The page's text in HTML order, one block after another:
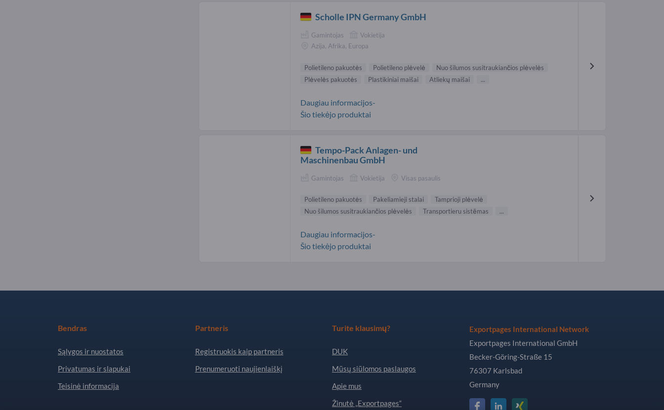
Scholle IPN Germany GmbH
Gamintojas
Vokietija
Azija, Afrika, Europa
Polietileno pakuotės Polietileno plėvelė
Nuo šilumos susitraukiančios plėvelės
Plėvelės pakuotės
Plastikiniai maišai Atliekų maišai ...
Daugiau informacijos-
Šio tiekėjo produktai
Tempo-Pack Anlagen- und
Maschinenbau GmbH
Gamintojas Vokietija Visas pasaulis
Polietileno pakuotės Pakeliamieji stalai
Tamprioji plėvelė
Nuo šilumos susitraukiančios plėvelės
Transportieru sistēmas ...
Daugiau informacijos-
Šio tiekėjo produktai
Bendras
Sąlygos ir nuostatos
Privatumas ir slapukai
Teisinė informacija
Partneris
Registruokis kaip partneris
Prenumeruoti naujienlaiškį
Turite klausimų?
DUK
Mūsų siūlomos paslaugos
Apie mus
Žinutė „Exportpages“
Exportpages International Network
Exportpages International GmbH
Becker-Göring-Straße 15
76307 Karlsbad
Germany